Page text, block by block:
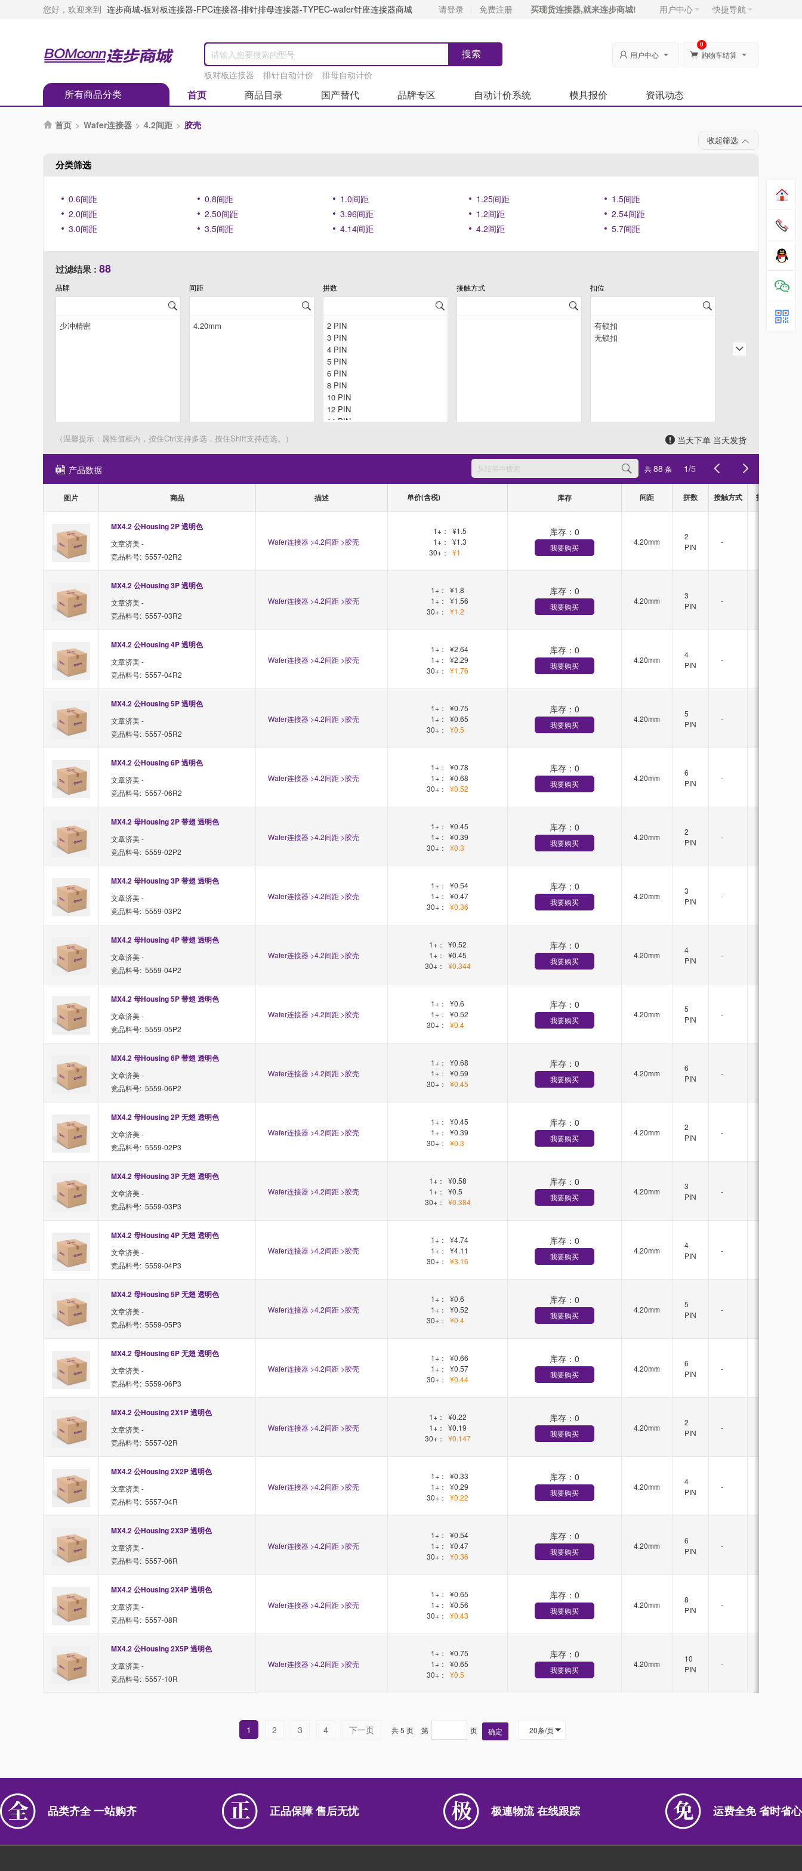
您好，欢迎来到 连步商城-板对板连接器-FPC连接器-排针排母连接器-TYPEC-wafer针座连接器商城 请登录 免费注册 买现货连接器,就来连步商城! 用户中心 快捷导航
板对板连接器 排针自动计价 排母自动计价
 用户中心  购物车结算
0
所有商品分类 首页 商品目录 国产替代 品牌专区 自动计价系统 模具报价 资讯动态
 首页 > Wafer连接器 > 4.2间距 > 胶壳
收起筛选
分类筛选
0.6间距 0.8间距 1.0间距 1.25间距
1.5间距
2.0间距
2.50间距 3.96间距 1.2间距
2.54间距
3.0间距
3.5间距 4.14间距 4.2间距 5.7间距
过滤结果 : 88
品牌 间距 拼数 接触方式 扣位
（温馨提示：属性值框内，按住Ctrl支持多选，按住Shift支持连选。） 当天下单 当天发货
产品数据 共88 条 1/5
图片 商品 描述 单价(含税) 库存 间距 拼数 接触方式 扣位
MX4.2 公Housing 2P 透明色
文章济美 -
竞品料号: 5557-02R2
Wafer连接器 >4.2间距 >胶壳
1+：
¥1.5
1+：
¥1.3
30+：
¥1
库存： 0
我要购买
4.20mm
2
PIN
-
MX4.2 公Housing 3P 透明色
文章济美 -
竞品料号: 5557-03R2
Wafer连接器 >4.2间距 >胶壳
1+：
¥1.8
1+：
¥1.56
30+：
¥1.2
库存： 0
我要购买
4.20mm
3
PIN
-
MX4.2 公Housing 4P 透明色
文章济美 -
竞品料号: 5557-04R2
Wafer连接器 >4.2间距 >胶壳
1+：
¥2.64
1+：
¥2.29
30+：
¥1.76
库存： 0
我要购买
4.20mm
4
PIN
-
MX4.2 公Housing 5P 透明色
文章济美 -
竞品料号: 5557-05R2
Wafer连接器 >4.2间距 >胶壳
1+：
¥0.75
1+：
¥0.65
30+：
¥0.5
库存： 0
我要购买
4.20mm
5
PIN
-
MX4.2 公Housing 6P 透明色
文章济美 -
竞品料号: 5557-06R2
Wafer连接器 >4.2间距 >胶壳
1+：
¥0.78
1+：
¥0.68
30+：
¥0.52
库存： 0
我要购买
4.20mm
6
PIN
-
MX4.2 母Housing 2P 带翅 透明色
文章济美 -
竞品料号: 5559-02P2
Wafer连接器 >4.2间距 >胶壳
1+：
¥0.45
1+：
¥0.39
30+：
¥0.3
库存： 0
我要购买
4.20mm
2
PIN
-
MX4.2 母Housing 3P 带翅 透明色
文章济美 -
竞品料号: 5559-03P2
Wafer连接器 >4.2间距 >胶壳
1+：
¥0.54
1+：
¥0.47
30+：
¥0.36
库存： 0
我要购买
4.20mm
3
PIN
-
MX4.2 母Housing 4P 带翅 透明色
文章济美 -
竞品料号: 5559-04P2
Wafer连接器 >4.2间距 >胶壳
1+：
¥0.52
1+：
¥0.45
30+：
¥0.344
库存： 0
我要购买
4.20mm
4
PIN
-
MX4.2 母Housing 5P 带翅 透明色
文章济美 -
竞品料号: 5559-05P2
Wafer连接器 >4.2间距 >胶壳
1+：
¥0.6
1+：
¥0.52
30+：
¥0.4
库存： 0
我要购买
4.20mm
5
PIN
-
MX4.2 母Housing 6P 带翅 透明色
文章济美 -
竞品料号: 5559-06P2
Wafer连接器 >4.2间距 >胶壳
1+：
¥0.68
1+：
¥0.59
30+：
¥0.45
库存： 0
我要购买
4.20mm
6
PIN
-
MX4.2 母Housing 2P 无翅 透明色
文章济美 -
竞品料号: 5559-02P3
Wafer连接器 >4.2间距 >胶壳
1+：
¥0.45
1+：
¥0.39
30+：
¥0.3
库存： 0
我要购买
4.20mm
2
PIN
-
MX4.2 母Housing 3P 无翅 透明色
文章济美 -
竞品料号: 5559-03P3
Wafer连接器 >4.2间距 >胶壳
1+：
¥0.58
1+：
¥0.5
30+：
¥0.384
库存： 0
我要购买
4.20mm
3
PIN
-
MX4.2 母Housing 4P 无翅 透明色
文章济美 -
竞品料号: 5559-04P3
Wafer连接器 >4.2间距 >胶壳
1+：
¥4.74
1+：
¥4.11
30+：
¥3.16
库存： 0
我要购买
4.20mm
4
PIN
-
MX4.2 母Housing 5P 无翅 透明色
文章济美 -
竞品料号: 5559-05P3
Wafer连接器 >4.2间距 >胶壳
1+：
¥0.6
1+：
¥0.52
30+：
¥0.4
库存： 0
我要购买
4.20mm
5
PIN
-
MX4.2 母Housing 6P 无翅 透明色
文章济美 -
竞品料号: 5559-06P3
Wafer连接器 >4.2间距 >胶壳
1+：
¥0.66
1+：
¥0.57
30+：
¥0.44
库存： 0
我要购买
4.20mm
6
PIN
-
MX4.2 公Housing 2X1P 透明色
文章济美 -
竞品料号: 5557-02R
Wafer连接器 >4.2间距 >胶壳
1+：
¥0.22
1+：
¥0.19
30+：
¥0.147
库存： 0
我要购买
4.20mm
2
PIN
-
MX4.2 公Housing 2X2P 透明色
文章济美 -
竞品料号: 5557-04R
Wafer连接器 >4.2间距 >胶壳
1+：
¥0.33
1+：
¥0.29
30+：
¥0.22
库存： 0
我要购买
4.20mm
4
PIN
-
MX4.2 公Housing 2X3P 透明色
文章济美 -
竞品料号: 5557-06R
Wafer连接器 >4.2间距 >胶壳
1+：
¥0.54
1+：
¥0.47
30+：
¥0.36
库存： 0
我要购买
4.20mm
6
PIN
-
MX4.2 公Housing 2X4P 透明色
文章济美 -
竞品料号: 5557-08R
Wafer连接器 >4.2间距 >胶壳
1+：
¥0.65
1+：
¥0.56
30+：
¥0.43
库存： 0
我要购买
4.20mm
8
PIN
-
MX4.2 公Housing 2X5P 透明色
文章济美 -
竞品料号: 5557-10R
Wafer连接器 >4.2间距 >胶壳
1+：
¥0.75
1+：
¥0.65
30+：
¥0.5
库存： 0
我要购买
4.20mm
10
PIN
-
1 2 3 4 下一页 共 5 页 第 页 确定 20条/页
品类齐全 一站购齐 正品保障 售后无忧 极連物流 在线跟踪 运费全免 省时省心